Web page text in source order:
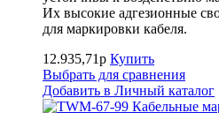
Их высокие адгезионные
для маркировки кабеля.
12.935,71р Купить
Выбрать для сравнения
Добавить в Личный каталог